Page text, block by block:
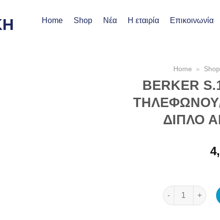
Home Shop Νέα Η εταιρία Επικοινωνία
Home » Shop
BERKER
ΤΗΛΕΦΩΝΟΥ/
ΔΙΠΛΟ
BERKER S.1/